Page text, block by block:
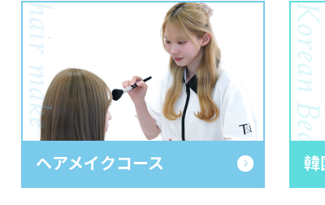
hair make
ヘアメイクコース 韓